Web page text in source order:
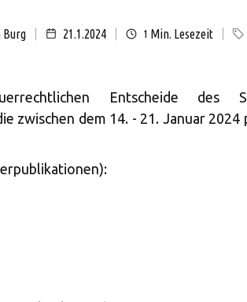
Burg 21.1.2024 1 Min. Lesezeit
Entscheide des
zwischen dem 14. - 21. Januar